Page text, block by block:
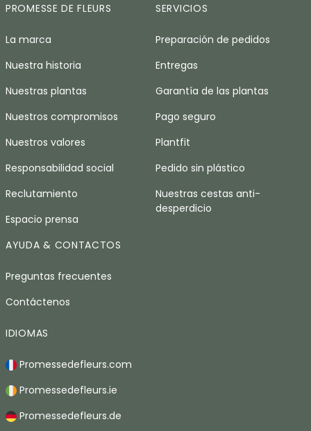
PROMESSE DE FLEURS
La marca
Nuestra historia
Nuestras plantas
Nuestros compromisos
Nuestros valores
Responsabilidad social
Reclutamiento
Espacio prensa
SERVICIOS
Preparación de pedidos
Entregas
Garantía de las plantas
Pago seguro
Plantfit
Pedido sin plástico
Nuestras cestas anti-
desperdicio
AYUDA & CONTACTOS
Preguntas frecuentes
Contáctenos
IDIOMAS
Promessedefleurs.com
Promessedefleurs.ie
Promessedefleurs.de